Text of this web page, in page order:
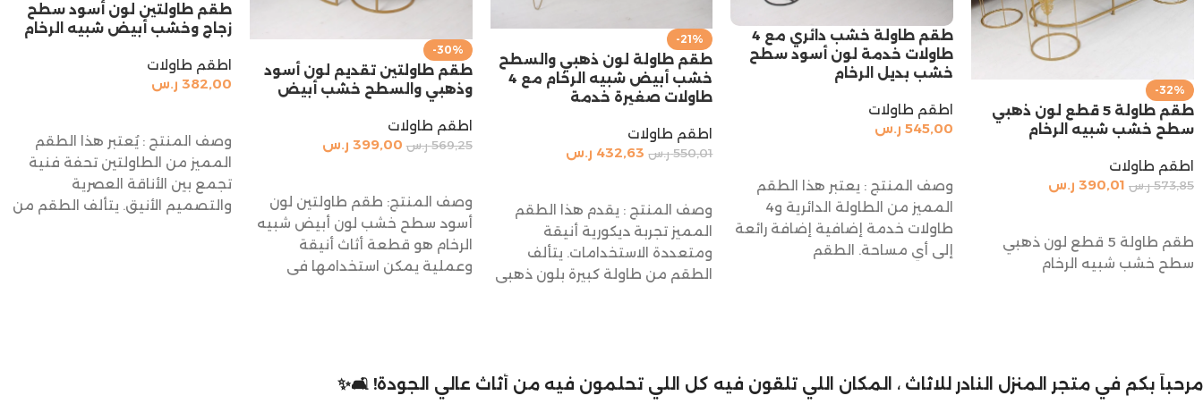
-32%
طقم طاولة 5 قطع لون ذهبي
سطح خشب شبيه الرخام
اطقم طاولات
573,85 ر.س 390,01 ر.س
طقم طاولة 5 قطع لون ذهبي
سطح خشب شبيه الرخام
طقم طاولة خشب دائري مع 4
طاولات خدمة لون أسود سطح
خشب بديل الرخام
اطقم طاولات
545,00 ر.س
وصف المنتج : يعتبر هذا الطقم
المميز من الطاولة الدائرية و4
طاولات خدمة إضافية إضافة رائعة
إلى أي مساحة. الطقم
-21%
طقم طاولة لون ذهبي والسطح
خشب أبيض شبيه الرخام مع 4
طاولات صغيرة خدمة
اطقم طاولات
550,01 ر.س 432,63 ر.س
وصف المنتج : يقدم هذا الطقم
المميز تجربة ديكورية أنيقة
ومتعددة الاستخدامات. يتألف
الطقم من طاولة كبيرة بلون ذهبي
-30%
طقم طاولتين تقديم لون أسود
وذهبي والسطح خشب أبيض
اطقم طاولات
569,25 ر.س 399,00 ر.س
وصف المنتج: طقم طاولتين لون
أسود سطح خشب لون أبيض شبيه
الرخام هو قطعة أثاث أنيقة
وعملية يمكن استخدامها في
طقم طاولتين لون أسود سطح
زجاج وخشب أبيض شبيه الرخام
اطقم طاولات
382,00 ر.س
وصف المنتج : يُعتبر هذا الطقم
المميز من الطاولتين تحفة فنية
تجمع بين الأناقة العصرية
والتصميم الأنيق. يتألف الطقم من
مرحباً بكم في متجر المنزل النادر للاثاث ، المكان اللي تلقون فيه كل اللي تحلمون فيه من أثاث عالي الجودة! 🛋️✨